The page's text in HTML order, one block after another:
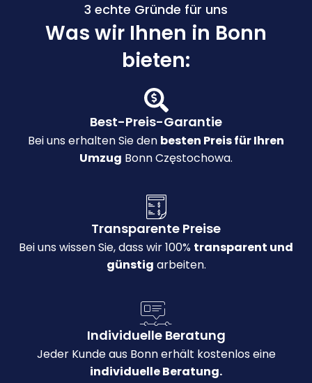
3 echte Gründe für uns
Was wir Ihnen in Bonn
bieten:
Best-Preis-Garantie
Bei uns erhalten Sie den besten Preis für Ihren
Umzug Bonn Częstochowa.
Transparente Preise
Bei uns wissen Sie, dass wir 100% transparent und
günstig arbeiten.
Individuelle Beratung
Jeder Kunde aus Bonn erhält kostenlos eine
individuelle Beratung.